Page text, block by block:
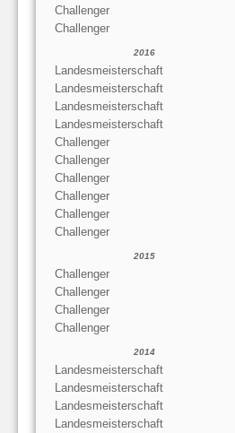
Challenger
Challenger
2016
Landesmeisterschaft
Landesmeisterschaft
Landesmeisterschaft
Landesmeisterschaft
Challenger
Challenger
Challenger
Challenger
Challenger
Challenger
2015
Challenger
Challenger
Challenger
Challenger
2014
Landesmeisterschaft
Landesmeisterschaft
Landesmeisterschaft
Landesmeisterschaft